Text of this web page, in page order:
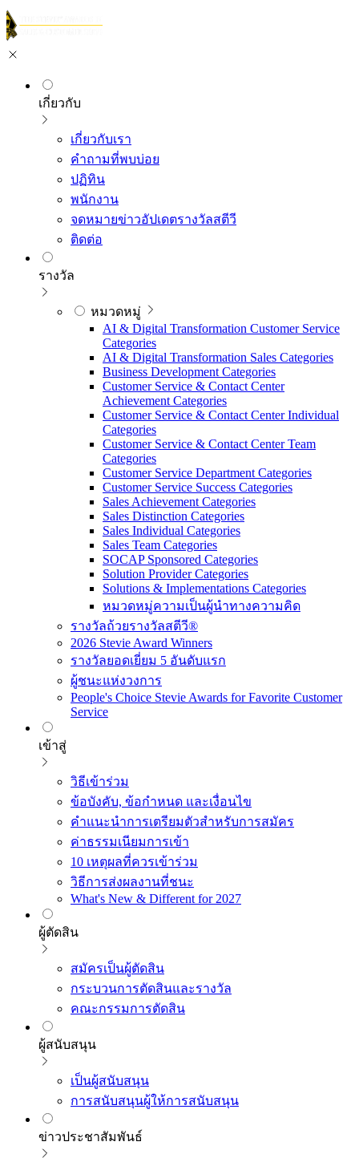
เกี่ยวกับ
เกี่ยวกับเรา
คำถามที่พบบ่อย
ปฏิทิน
พนักงาน
จดหมายข่าวอัปเดตรางวัลสตีวี
ติดต่อ
รางวัล
หมวดหมู่
AI & Digital Transformation Customer Service
Categories
AI & Digital Transformation Sales Categories
Business Development Categories
Customer Service & Contact Center
Achievement Categories
Customer Service & Contact Center Individual
Categories
Customer Service & Contact Center Team
Categories
Customer Service Department Categories
Customer Service Success Categories
Sales Achievement Categories
Sales Distinction Categories
Sales Individual Categories
Sales Team Categories
SOCAP Sponsored Categories
Solution Provider Categories
Solutions & Implementations Categories
หมวดหมู่ความเป็นผู้นำทางความคิด
รางวัลถ้วยรางวัลสตีวี®
2026 Stevie Award Winners
รางวัลยอดเยี่ยม 5 อันดับแรก
ผู้ชนะแห่งวงการ
People's Choice Stevie Awards for Favorite Customer
Service
เข้าสู่
วิธีเข้าร่วม
ข้อบังคับ, ข้อกำหนด และเงื่อนไข
คำแนะนำการเตรียมตัวสำหรับการสมัคร
ค่าธรรมเนียมการเข้า
10 เหตุผลที่ควรเข้าร่วม
วิธีการส่งผลงานที่ชนะ
What's New & Different for 2027
ผู้ตัดสิน
สมัครเป็นผู้ตัดสิน
กระบวนการตัดสินและรางวัล
คณะกรรมการตัดสิน
ผู้สนับสนุน
เป็นผู้สนับสนุน
การสนับสนุนผู้ให้การสนับสนุน
ข่าวประชาสัมพันธ์